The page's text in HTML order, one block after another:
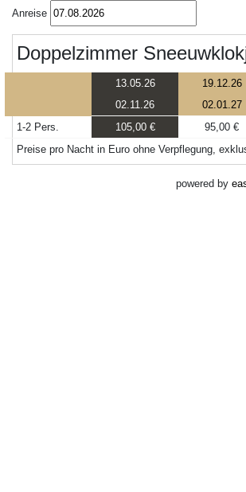
Anreise
Doppelzimmer
13.05.26
02.11.26
19.12.26
02.01.27
1-2 Pers.
105,00 € 95,00 €
Preise pro Nacht in Euro ohne Verpflegung,
powered by